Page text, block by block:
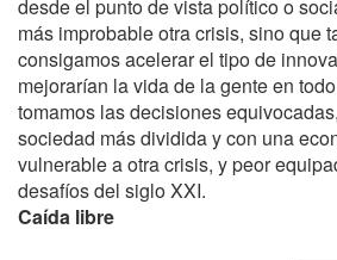
desde el punto de vista político o
más improbable otra crisis, sino que
consigamos acelerar el tipo de
mejorarían la vida de la gente en
tomamos las decisiones
sociedad más dividida y con una
vulnerable a otra crisis, y peor
desafíos del siglo XXI.
Caída libre